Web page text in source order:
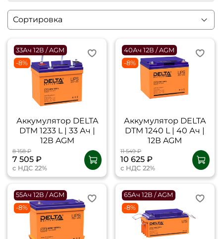
33Ач 12В / AGM
-8%
Аккумулятор DELTA
DTM 1233 L | 33 Ач |
12В AGM
8 158 ₽
7 505 ₽
с НДС 22%
40Ач 12В / AGM
-8%
Аккумулятор DELTA
DTM 1240 L | 40 Ач |
12В AGM
11 549 ₽
10 625 ₽
с НДС 22%
55Ач 12В / AGM
-8%
65Ач 12В / AGM
-8%